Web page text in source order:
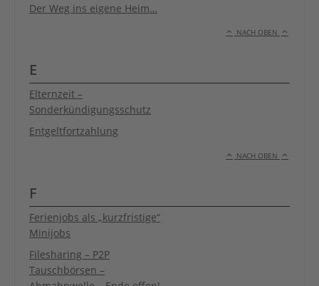
Der Weg ins eigene Heim…
NACH OBEN
E
Elternzeit –
Sonderkündigungsschutz
Entgeltfortzahlung
NACH OBEN
F
Ferienjobs als „kurzfristige“
Minijobs
Filesharing – P2P
Tauschbörsen –